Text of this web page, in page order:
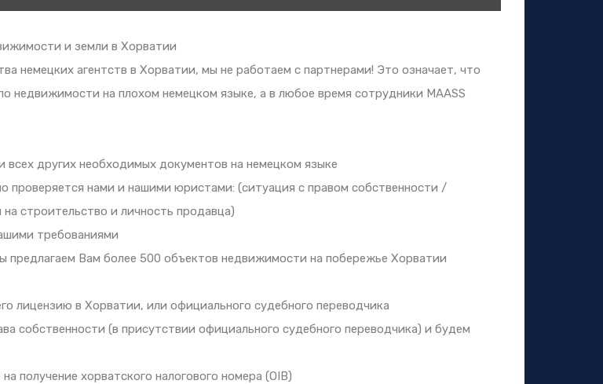
и земли в Хорватии
агентств в Хорватии, мы не работаем с партнерами! Это означает, что
недвижимости на плохом немецком языке, а в любое время сотрудники MAASS
всех других необходимых документов на немецком языке
нами и нашими юристами: (ситуация с правом собственности /
строительство и личность продавца)
требованиями
Вам более 500 объектов недвижимости на побережье Хорватии
лицензию в Хорватии, или официального судебного переводчика
собственности (в присутствии официального судебного переводчика) и будем
хорватского налогового номера (OIB)